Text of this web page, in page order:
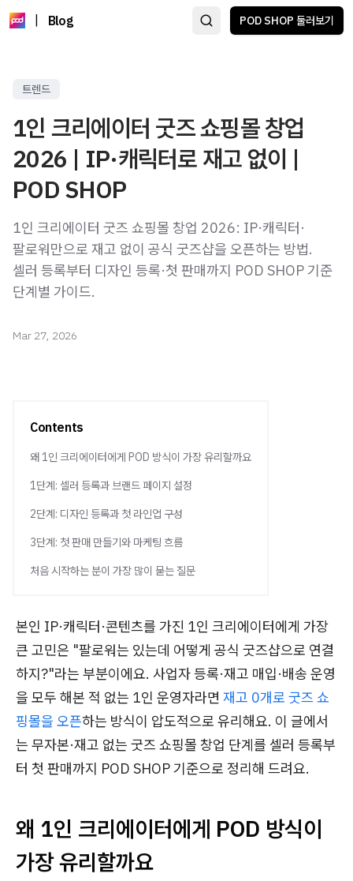
Blog POD SHOP 둘러보기
트렌드
1인 크리에이터 굿즈 쇼핑몰 창업
2026 | IP·캐릭터로 재고 없이 |
POD SHOP
1인 크리에이터 굿즈 쇼핑몰 창업 2026: IP·캐릭터·
팔로워만으로 재고 없이 공식 굿즈샵을 오픈하는 방법.
셀러 등록부터 디자인 등록·첫 판매까지 POD SHOP 기준
단계별 가이드.
Mar 27, 2026
Contents
왜 1인 크리에이터에게 POD 방식이 가장 유리할까요
1단계: 셀러 등록과 브랜드 페이지 설정
2단계: 디자인 등록과 첫 라인업 구성
3단계: 첫 판매 만들기와 마케팅 흐름
처음 시작하는 분이 가장 많이 묻는 질문
본인 IP·캐릭터·콘텐츠를 가진 1인 크리에이터에게 가장
큰 고민은 "팔로워는 있는데 어떻게 공식 굿즈샵으로 연결
하지?"라는 부분이에요. 사업자 등록·재고 매입·배송 운영
을 모두 해본 적 없는 1인 운영자라면 재고 0개로 굿즈 쇼
핑몰을 오픈하는 방식이 압도적으로 유리해요. 이 글에서
는 무자본·재고 없는 굿즈 쇼핑몰 창업 단계를 셀러 등록부
터 첫 판매까지 POD SHOP 기준으로 정리해 드려요.
왜 1인 크리에이터에게 POD 방식이
가장 유리할까요